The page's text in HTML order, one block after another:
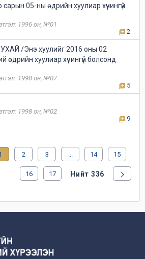
05-ны өдрийн хуулиар хүчингүй
1996 он, №01
2
/Энэ хуулийг 2016 оны 02
өдрийн хуулиар хүчингүй болсонд
1998 он, №07
5
1998 он, №02
9
2 3 ... 14 15
16 17 Нийт 336